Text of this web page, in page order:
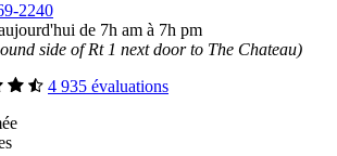
2240
de 7h am à 7h pm
side of Rt 1 next door to The Chateau)
4 935 évaluations